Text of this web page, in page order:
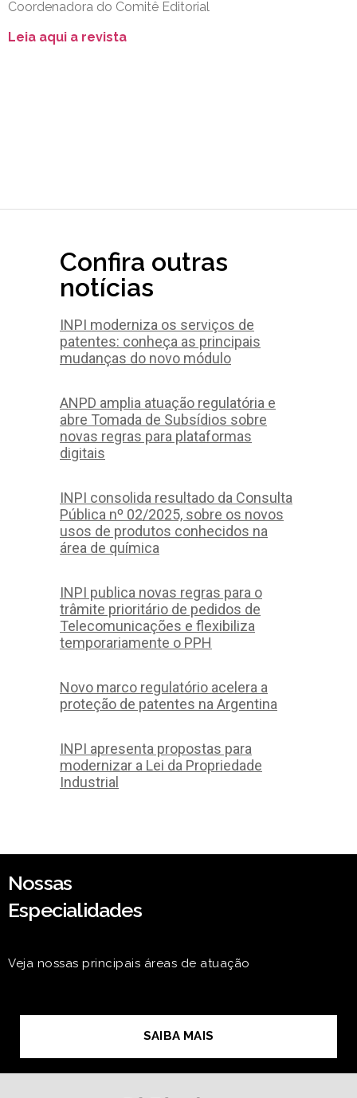
Coordenadora do Comitê Editorial
Leia aqui a revista
Confira outras
notícias
INPI moderniza os serviços de
patentes: conheça as principais
mudanças do novo módulo
ANPD amplia atuação regulatória e
abre Tomada de Subsídios sobre
novas regras para plataformas
digitais
INPI consolida resultado da Consulta
Pública nº 02/2025, sobre os novos
usos de produtos conhecidos na
área de química
INPI publica novas regras para o
trâmite prioritário de pedidos de
Telecomunicações e flexibiliza
temporariamente o PPH
Novo marco regulatório acelera a
proteção de patentes na Argentina
INPI apresenta propostas para
modernizar a Lei da Propriedade
Industrial
Nossas
Especialidades
Veja nossas principais áreas de atuação
SAIBA MAIS